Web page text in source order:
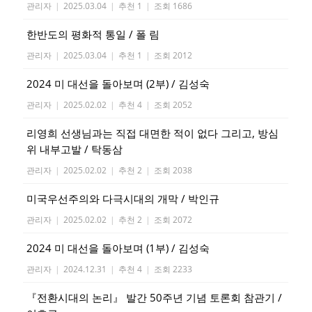
관리자 | 2025.03.04 | 추천 1 | 조회 1686
한반도의 평화적 통일 / 폴 림
관리자 | 2025.03.04 | 추천 1 | 조회 2012
2024 미 대선을 돌아보며 (2부) / 김성숙
관리자 | 2025.02.02 | 추천 4 | 조회 2052
리영희 선생님과는 직접 대면한 적이 없다 그리고, 방심
위 내부고발 / 탁동삼
관리자 | 2025.02.02 | 추천 2 | 조회 2038
미국우선주의와 다극시대의 개막 / 박인규
관리자 | 2025.02.02 | 추천 2 | 조회 2072
2024 미 대선을 돌아보며 (1부) / 김성숙
관리자 | 2024.12.31 | 추천 4 | 조회 2233
『전환시대의 논리』 발간 50주년 기념 토론회 참관기 /